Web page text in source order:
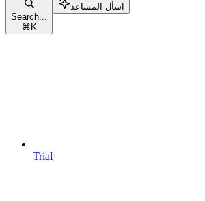
Search...
⌘ K
اسأل المساعد
Trial